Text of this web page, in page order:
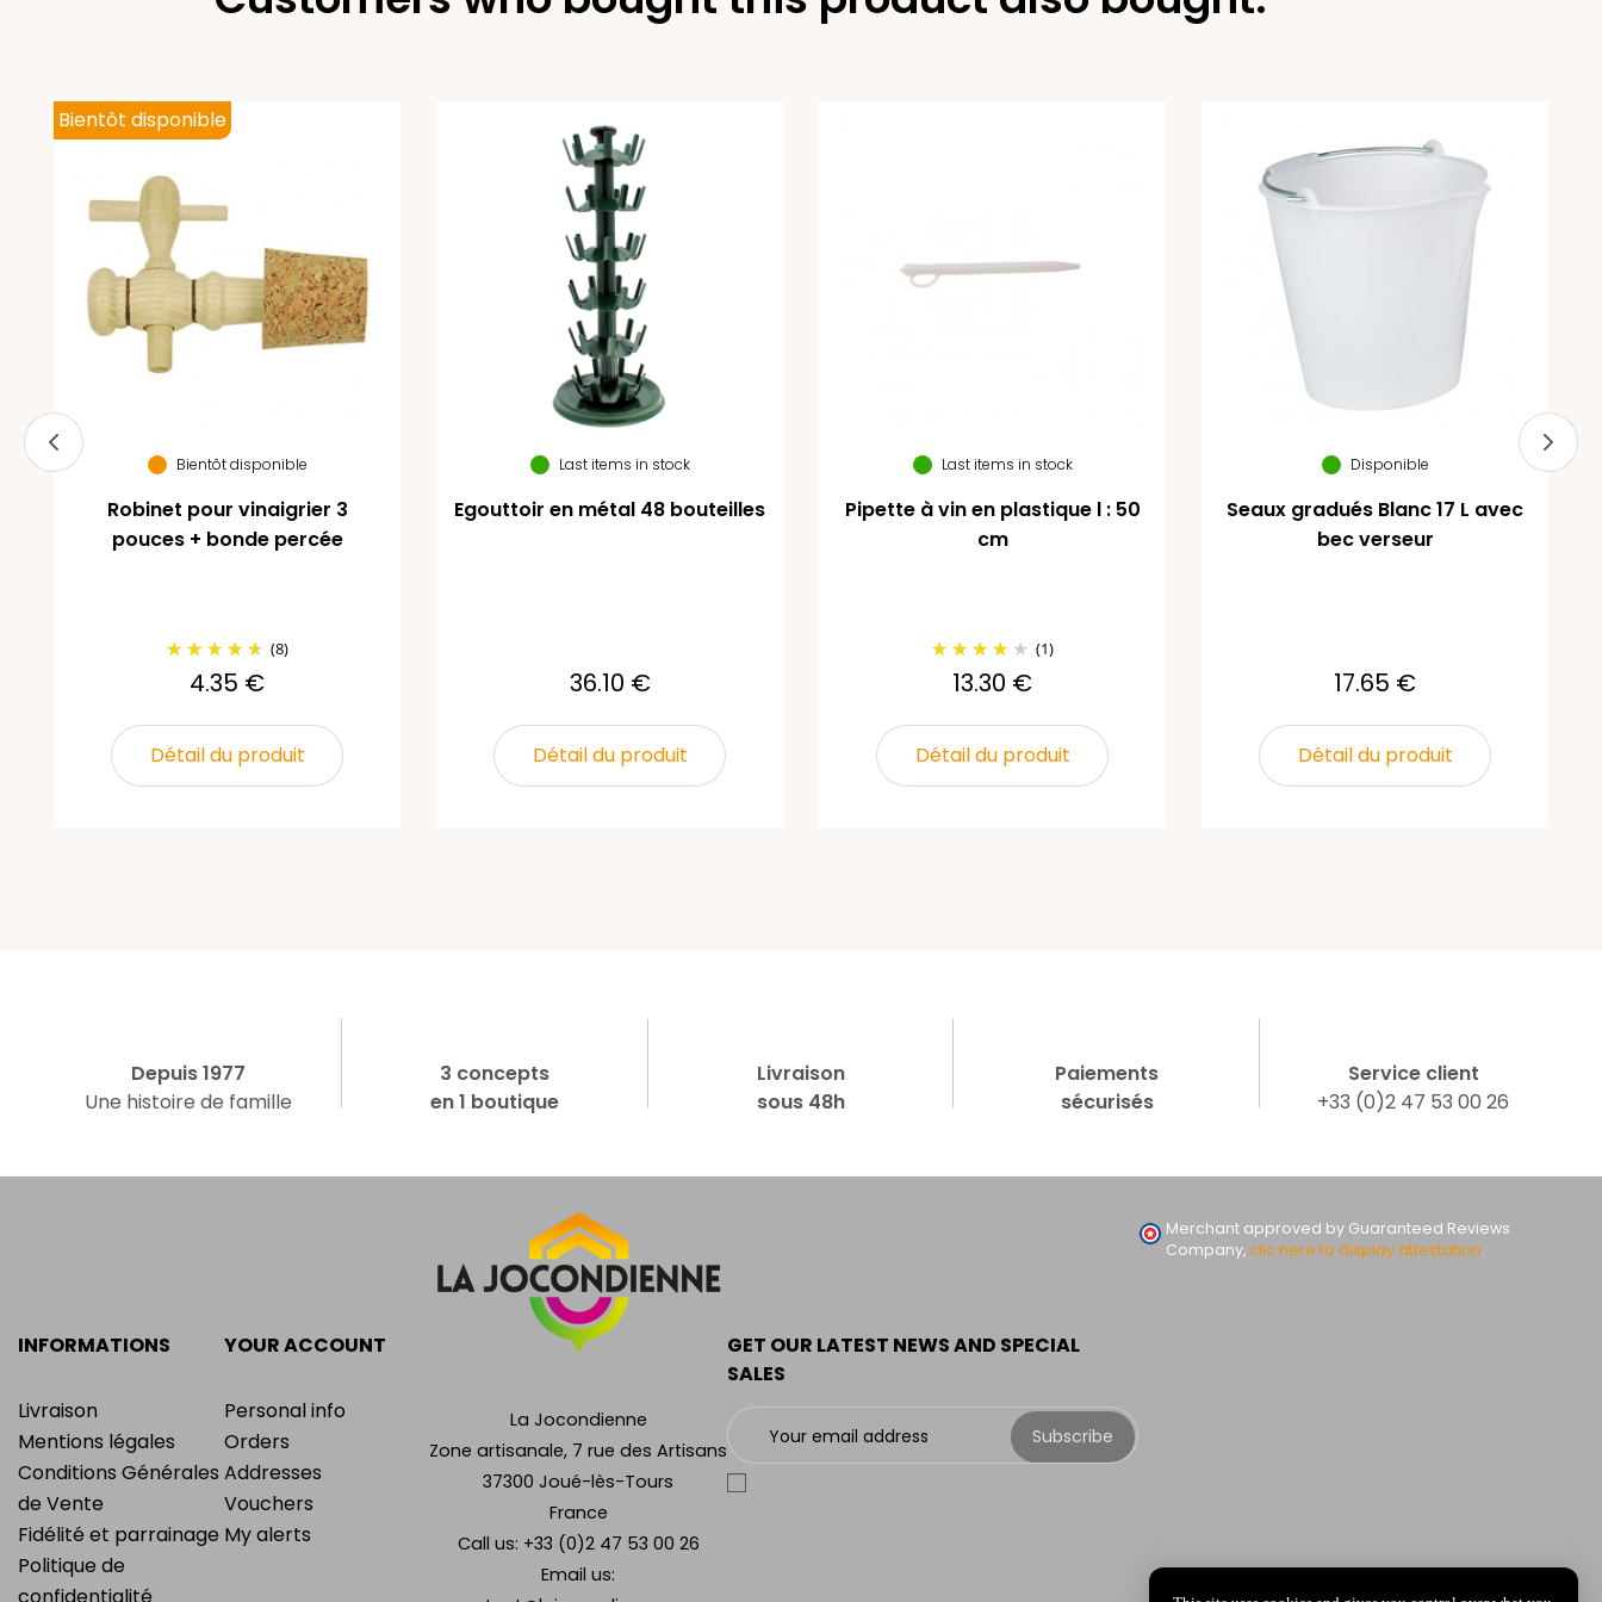
Bientôt disponible
Robinet pour vinaigrier 3
pouces + bonde percée
(8)
4.35 €
Détail du produit
Bientôt disponible
Last items in stock
Egouttoir en métal 48 bouteilles
36.10 €
Détail du produit
Last items in stock
Pipette à vin en plastique l : 50
cm
(1)
13.30 €
Détail du produit
Disponible
Seaux gradués Blanc 17 L avec
bec verseur
17.65 €
Détail du produit
Depuis 1977
Une histoire de famille
3 concepts
en 1 boutique
Livraison
sous 48h
Paiements
sécurisés
Service client
+33 (0)2 47 53 00 26
INFORMATIONS
Livraison
Mentions légales
Conditions Générales
de Vente
Fidélité et parrainage
Politique de
YOUR ACCOUNT
Personal info
Orders
Addresses
Vouchers
My alerts
La Jocondienne
Zone artisanale, 7 rue des Artisans
37300 Joué-lès-Tours
France
Call us: +33 (0)2 47 53 00 26
Email us:
GET OUR LATEST NEWS AND SPECIAL
SALES
Subscribe
Merchant approved by Guaranteed Reviews
Company,clic here to display attestation.